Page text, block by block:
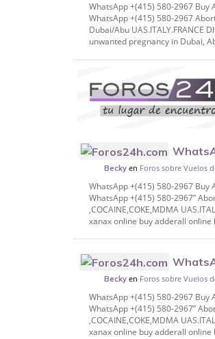
WhatsApp +(415) 580-2967 Buy
WhatsApp +(415) 580-2967
Dubai/Abu
unwanted pregnancy in Dubai,
DUBAI% #Sharjah, %
Becky en Foros sobre Vuelos
WhatsApp +(415) 580-2967 Buy
WhatsApp +(415) 580-2967”
,COCAINE,COKE,MDMA
xanax online buy adderall
DUBAI% #Sharjah, %
Becky en Foros sobre Vuelos
WhatsApp +(415) 580-2967 Buy
WhatsApp +(415) 580-2967”
,COCAINE,COKE,MDMA
xanax online buy adderall